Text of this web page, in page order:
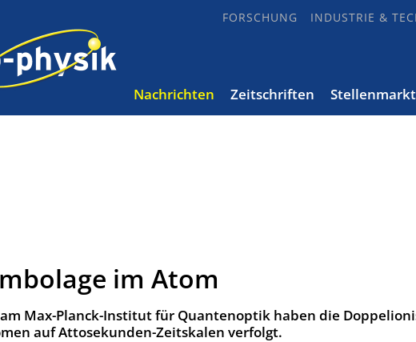
FORSCHUNG INDUSTRIE &
Nachrichten Zeitschriften Stellenmarkt
im Atom
Max-Planck-Institut für Quantenoptik haben die
auf Attosekunden-Zeitskalen verfolgt.